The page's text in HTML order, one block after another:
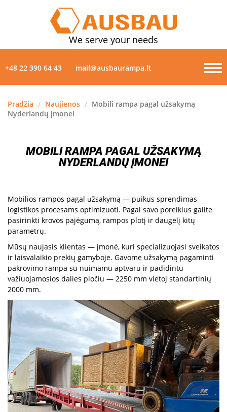
We serve your needs
+48 22 390 64 43 mail@ausbaurampa.lt
PRODUKTAI
GALERIJA
KONTAKTAI
Pradžia / Naujienos / Mobili rampa pagal užsakymą
Nyderlandų įmonei
MOBILI RAMPA PAGAL UŽSAKYMĄ
NYDERLANDŲ ĮMONEI
Mobilios rampos pagal užsakymą — puikus sprendimas
logistikos procesams optimizuoti. Pagal savo poreikius galite
pasirinkti krovos pajėgumą, rampos plotį ir daugelį kitų
parametrų.
Mūsų naujasis klientas — įmonė, kuri specializuojasi sveikatos
ir laisvalaikio prekių gamyboje. Gavome užsakymą pagaminti
pakrovimo rampa su nuimamu aptvaru ir padidintu
važiuojamosios dalies pločiu — 2250 mm vietoj standartinių
2000 mm.